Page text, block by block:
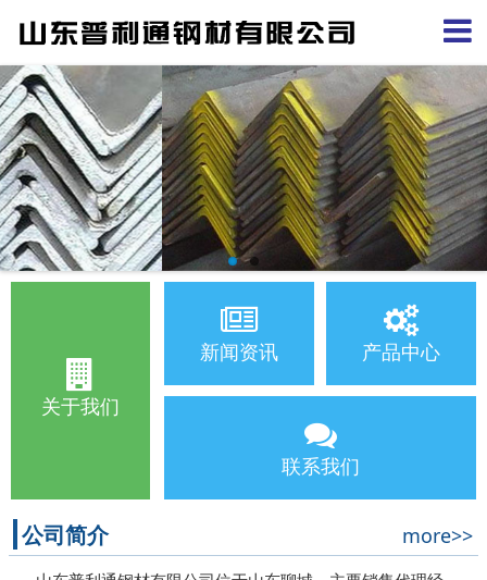
关于我们
新闻资讯 产品中心
联系我们
公司简介 more>>